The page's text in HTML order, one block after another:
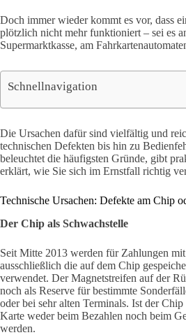
Doch immer wieder kommt es vor, dass
plötzlich nicht mehr funktioniert – sei es
Supermarktkasse, am
Schnellnavigation
Die Ursachen dafür sind vielfältig und
technischen Defekten bis hin zu
beleuchtet die häufigsten Gründe, gibt
erklärt, wie Sie sich im Ernstfall richtig
Technische Ursachen: Defekte am Chip
Der Chip als Schwachstelle
Seit Mitte 2013 werden für Zahlungen
ausschließlich die auf dem Chip
verwendet. Der Magnetstreifen auf der
noch als Reserve für bestimmte
oder bei sehr alten Terminals. Ist der
Karte weder beim Bezahlen noch beim
werden.